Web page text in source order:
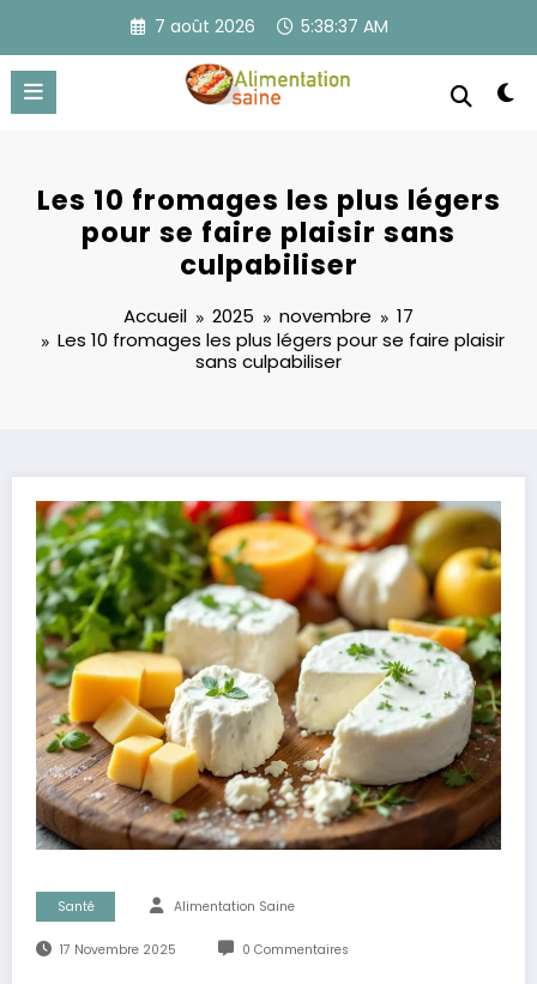
contenu
7 août 2026 5:38:38 AM
Les 10 fromages les plus légers
pour se faire plaisir sans
culpabiliser
Accueil 2025 novembre
17
Les 10 fromages les plus légers pour se faire plaisir
sans culpabiliser
Santé Alimentation Saine
17 Novembre 2025 0 Commentaires